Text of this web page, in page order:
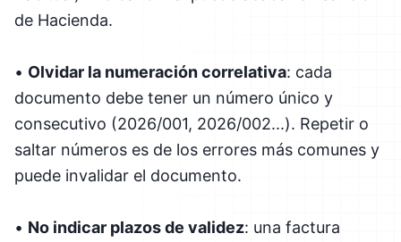
de Hacienda.
• Olvidar la numeración correlativa: cada
documento debe tener un número único y
consecutivo (2026/001, 2026/002...). Repetir o
saltar números es de los errores más comunes y
puede invalidar el documento.
• No indicar plazos de validez: una factura